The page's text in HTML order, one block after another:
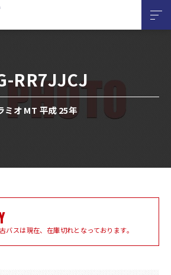
RR7JJCJ
ミオ MT 平成 25年
バスは現在、在庫切れとなっております。